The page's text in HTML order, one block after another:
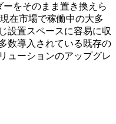
ーをそのまま置き換えら
在市場で稼働中の大多
設置スペースに容易に収
数導入されている既存の
ューションのアップグレ